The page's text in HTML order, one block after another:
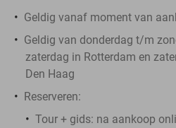
Geldig vanaf moment van
Geldig van donderdag t/m
zaterdag in Rotterdam en
Den Haag
Reserveren:
Tour + gids: na aankoop